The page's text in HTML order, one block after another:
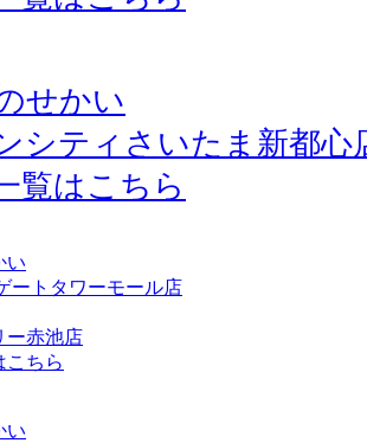
せかい
シティさいたま新都心
覧はこちら
い
ートタワーモール店
ー赤池店
こちら
い